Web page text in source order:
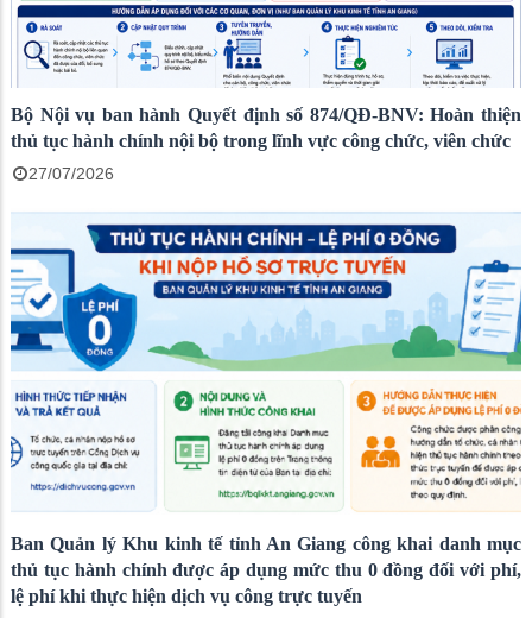
Bộ Nội vụ ban hành Quyết định số 874/QĐ-BNV: Hoàn thiện
thủ tục hành chính nội bộ trong lĩnh vực công chức, viên chức
27/07/2026
Ban Quản lý Khu kinh tế tỉnh An Giang công khai danh mục
thủ tục hành chính được áp dụng mức thu 0 đồng đối với phí,
lệ phí khi thực hiện dịch vụ công trực tuyến